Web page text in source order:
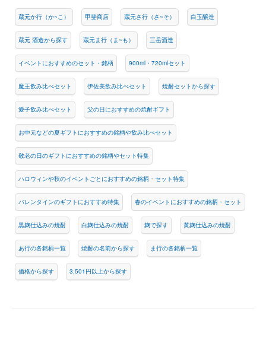
蔵元か行（か~こ） 甲斐商店 蔵元さ行（さ~そ） 白玉醸造
蔵元 酒造から探す 蔵元ま行（ま~も） 三岳酒造
イベントにおすすめのセット・銘柄 900ml・720mlセット
魔王飲み比べセット 伊佐美飲み比べセット 焼酎セットから探す
愛子飲み比べセット 父の日におすすめの焼酎ギフト
お中元などの夏ギフトにおすすめの銘柄や飲み比べセット
敬老の日のギフトにおすすめの銘柄やセット特集
ハロウィンや秋のイベントごとにおすすめの銘柄・セット特集
バレンタインのギフトにおすすめ特集 春のイベントにおすすめの銘柄・セット
黒麹仕込みの焼酎 白麹仕込みの焼酎 麹で探す 黄麹仕込みの焼酎
あ行の各銘柄一覧 焼酎の名前から探す ま行の各銘柄一覧
価格から探す 3,501円以上から探す